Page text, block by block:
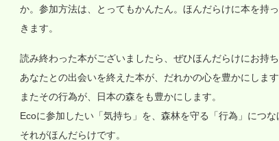
か。参加方法は、とってもかんたん。ほんだらけに本を持
きます。
読み終わった本がございましたら、ぜひほんだらけにお持ち
あなたとの出会いを終えた本が、だれかの心を豊かにします
またその行為が、日本の森をも豊かにします。
Ecoに参加したい「気持ち」を、森林を守る「行為」につな
それがほんだらけです。